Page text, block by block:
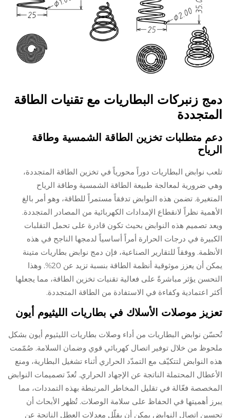
دمج زنبركات البطاريات مع تقنيات الطاقة
المتجددة
دعم متطلبات تخزين الطاقة الشمسية وطاقة
الرياح
تلعب نوابض البطاريات دوراً محورياً في تخزين الطاقة المتجددة،
وهي ضرورية لمعالجة طبيعة الطاقة الشمسية وطاقة الرياح
المتغيرة. تضمن هذه النوابض تدفقاً مستمراً للطاقة، وهو أمر بالغ
الأهمية نظراً لانقطاع الإمدادات الكهربائية من المصادر المتجددة.
ويعد تصميم هذه النوابض بحيث تكون قادرة على تحمل التقلبات
الكبيرة في درجات الحرارة أمراً أساسياً لدمجها الناجح في هذه
الأنظمة. ووفقاً للتقارير الصناعية، فإن دمج نوابض بطاريات متينة
يمكن أن يعزز موثوقية أنظمة الطاقة بنسبة تزيد عن 20%. وهذا
التحسن يؤثر مباشرةً على فعالية تقنيات تخزين الطاقة، مما يجعلها
أكثر اعتمادية وكفاءة في الاستفادة من الطاقة المتجددة.
تعزيز موصلات الأسلاك في بطاريات الليثيوم أيون
تُحسّن نوابض البطاريات من أداء وصلات بطاريات الليثيوم أيون بشكل
ملحوظ من خلال توفير اتصال كهربائي قوي وضمان السلامة. صُمّمت
هذه النوابض لتتكيّف مع التمدّد الحراري أثناء تشغيل البطارية، ومنع
الأعطال المحتملة الناتجة عن الإجهاد الحراري. تُعدّ تصميمات النوابض
المخصصة فعّالة في تقليل المخاطر المرتبطة بهذه التمددات، مما
يبرز أهميتها في الحفاظ على سلامة الوصلات. تُظهر الأبحاث أن
تحسين اتصال النوابض يمكن أن يقلّل معدلات العطل الناتجة عن